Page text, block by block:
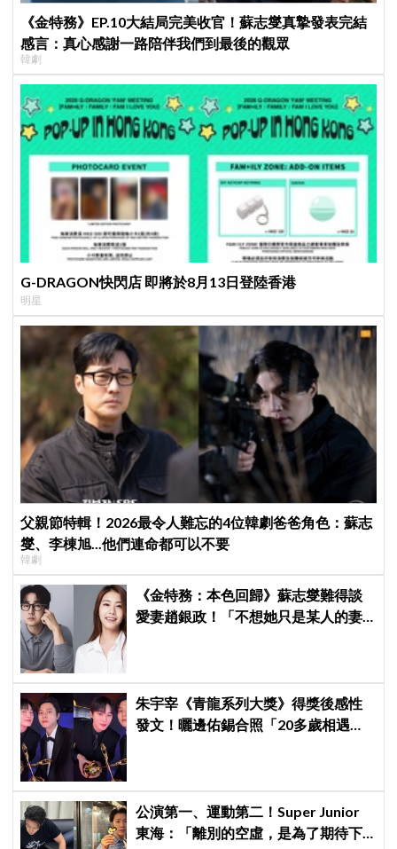
《金特務》EP.10大結局完美收官！蘇志燮真摯發表完結
感言：真心感謝一路陪伴我們到最後的觀眾
韓劇
G-DRAGON快閃店 即將於8月13日登陸香港
明星
父親節特輯！2026最令人難忘的4位韓劇爸爸角色：蘇志
燮、李棟旭...他們連命都可以不要
韓劇
《金特務：本色回歸》蘇志燮難得談
愛妻趙銀政！「不想她只是某人的妻
朱宇宰《青龍系列大獎》得獎後感性
發文！曬邊佑錫合照「20多歲相遇，
公演第一、運動第二！Super Junior
東海：「離別的空虛，是為了期待下